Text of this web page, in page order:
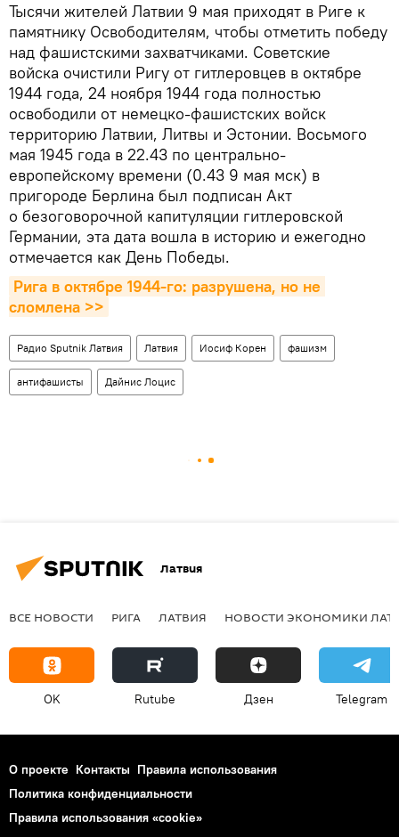
Тысячи жителей Латвии 9 мая приходят в Риге к
памятнику Освободителям, чтобы отметить победу
над фашистскими захватчиками. Советские
войска очистили Ригу от гитлеровцев в октябре
1944 года, 24 ноября 1944 года полностью
освободили от немецко-фашистских войск
территорию Латвии, Литвы и Эстонии. Восьмого
мая 1945 года в 22.43 по центрально-
европейскому времени (0.43 9 мая мск) в
пригороде Берлина был подписан Акт
о безоговорочной капитуляции гитлеровской
Германии, эта дата вошла в историю и ежегодно
отмечается как День Победы.
Рига в октябре 1944-го: разрушена, но не
сломлена >>
Радио Sputnik Латвия Латвия Иосиф Корен фашизм
антифашисты Дайнис Лоцис
Латвия
ВСЕ НОВОСТИ РИГА ЛАТВИЯ НОВОСТИ ЭКОНОМИКИ
OK Rutube Дзен Telegram
О проекте Контакты Правила использования
Политика конфиденциальности
Правила использования «cookie»